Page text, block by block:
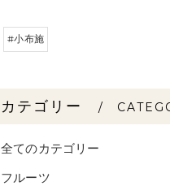
#小布施
カテゴリー
全てのカテゴリー
フルーツ